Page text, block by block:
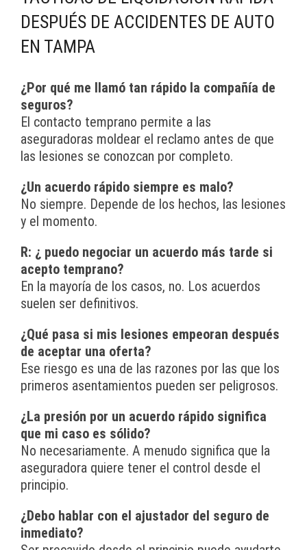
DESPUÉS DE ACCIDENTES DE AUTO
EN TAMPA
¿Por qué me llamó tan rápido la compañía de
seguros?
El contacto temprano permite a las
aseguradoras moldear el reclamo antes de que
las lesiones se conozcan por completo.
¿Un acuerdo rápido siempre es malo?
No siempre. Depende de los hechos, las lesiones
y el momento.
R: ¿ puedo negociar un acuerdo más tarde si
acepto temprano?
En la mayoría de los casos, no. Los acuerdos
suelen ser definitivos.
¿Qué pasa si mis lesiones empeoran después
de aceptar una oferta?
Ese riesgo es una de las razones por las que los
primeros asentamientos pueden ser peligrosos.
¿La presión por un acuerdo rápido significa
que mi caso es sólido?
No necesariamente. A menudo significa que la
aseguradora quiere tener el control desde el
principio.
¿Debo hablar con el ajustador del seguro de
inmediato?